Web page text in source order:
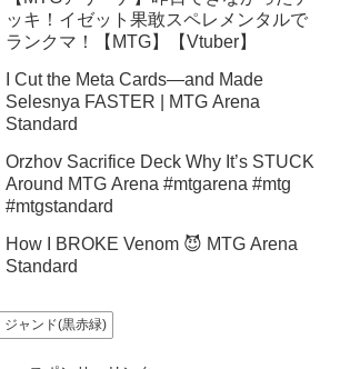
ッキ！イゼット果敢スペレメンタルで
ランクマ！【MTG】【Vtuber】
I Cut the Meta Cards—and Made
Selesnya FASTER | MTG Arena
Standard
Orzhov Sacrifice Deck Why It’s STUCK
Around MTG Arena #mtgarena #mtg
#mtgstandard
How I BROKE Venom 😈 MTG Arena
Standard
ジャンド(黒赤緑)